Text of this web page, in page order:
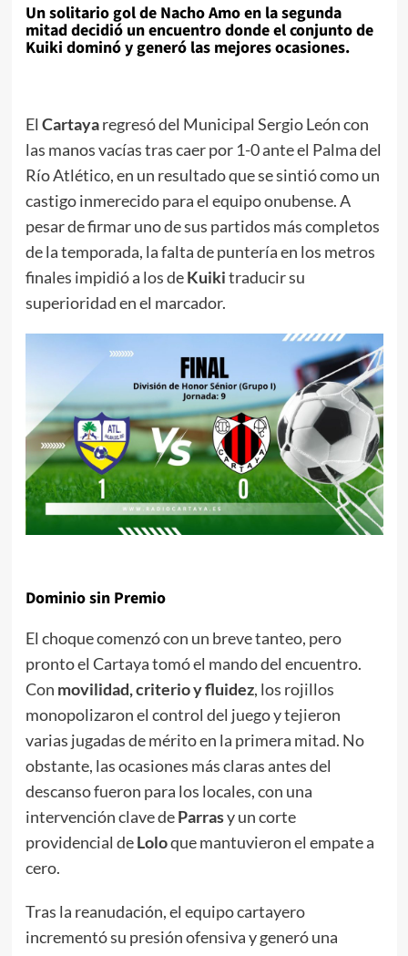
Un solitario gol de Nacho Amo en la segunda
mitad decidió un encuentro donde el conjunto de
Kuiki dominó y generó las mejores ocasiones.
El Cartayaregresó del Municipal Sergio León con
las manos vacías tras caer por 1-0 ante el Palma del
Río Atlético, en un resultado que se sintió como un
castigo inmerecido para el equipo onubense. A
pesar de firmar uno de sus partidos más completos
de la temporada, la falta de puntería en los metros
finales impidió a los deKuikitraducir su
superioridad en el marcador.
Dominio sin Premio
El choque comenzó con un breve tanteo, pero
pronto el Cartaya tomó el mando del encuentro.
Con movilidad, criterio y fluidez, los rojillos
monopolizaron el control del juego y tejieron
varias jugadas de mérito en la primera mitad. No
obstante, las ocasiones más claras antes del
descanso fueron para los locales, con una
intervención clave deParrasy un corte
providencial deLoloque mantuvieron el empate a
cero.
Tras la reanudación, el equipo cartayero
incrementó su presión ofensiva y generó una